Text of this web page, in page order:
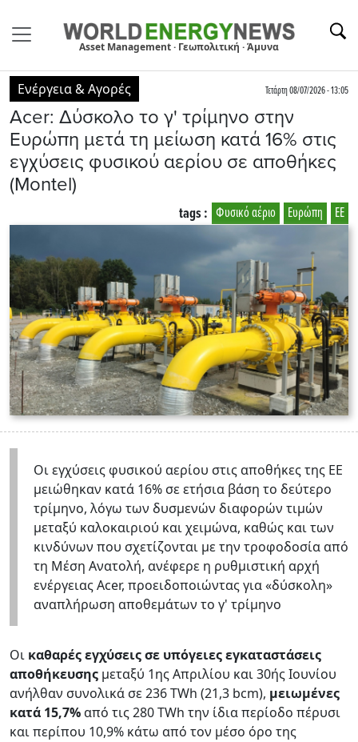
Asset Management · Γεωπολιτική · Άμυνα
Ενέργεια & Αγορές Τετάρτη 08/07/2026 - 13:05
Acer: Δύσκολο το γ' τρίμηνο στην
Ευρώπη μετά τη μείωση κατά 16% στις
εγχύσεις φυσικού αερίου σε αποθήκες
(Montel)
ΕΕ
Ευρώπη
Φυσικό αέριο
tags :
Οι εγχύσεις φυσικού αερίου στις αποθήκες της ΕΕ
μειώθηκαν κατά 16% σε ετήσια βάση το δεύτερο
τρίμηνο, λόγω των δυσμενών διαφορών τιμών
μεταξύ καλοκαιριού και χειμώνα, καθώς και των
κινδύνων που σχετίζονται με την τροφοδοσία από
τη Μέση Ανατολή, ανέφερε η ρυθμιστική αρχή
ενέργειας Acer, προειδοποιώντας για «δύσκολη»
αναπλήρωση αποθεμάτων το γ' τρίμηνο
Οι καθαρές εγχύσεις σε υπόγειες εγκαταστάσεις
αποθήκευσης μεταξύ 1ης Απριλίου και 30ής Ιουνίου
ανήλθαν συνολικά σε 236 TWh (21,3 bcm), μειωμένες
κατά 15,7%από τις 280 TWh την ίδια περίοδο πέρυσι
και περίπου 10,9% κάτω από τον μέσο όρο της